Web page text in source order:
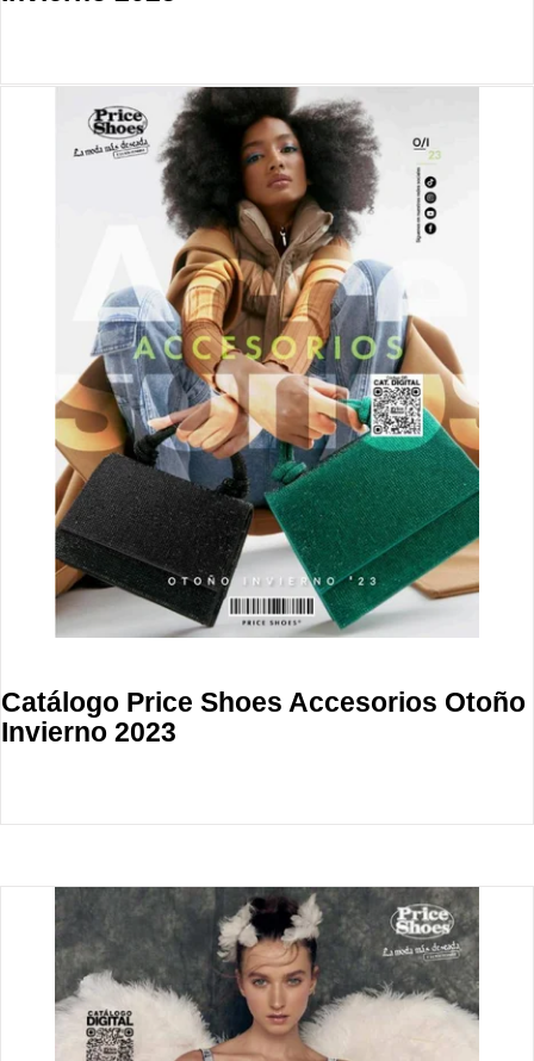
Catálogo Price Shoes Accesorios Otoño
Invierno 2023